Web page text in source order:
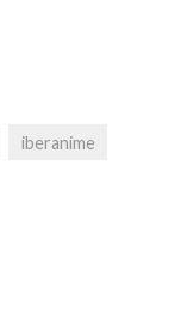
iberanime